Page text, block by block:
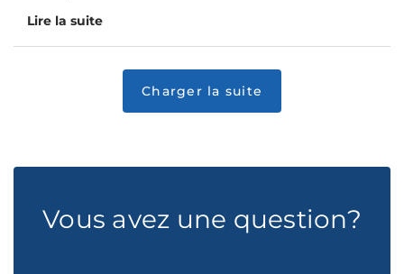
Lire la suite
Vous avez une question?